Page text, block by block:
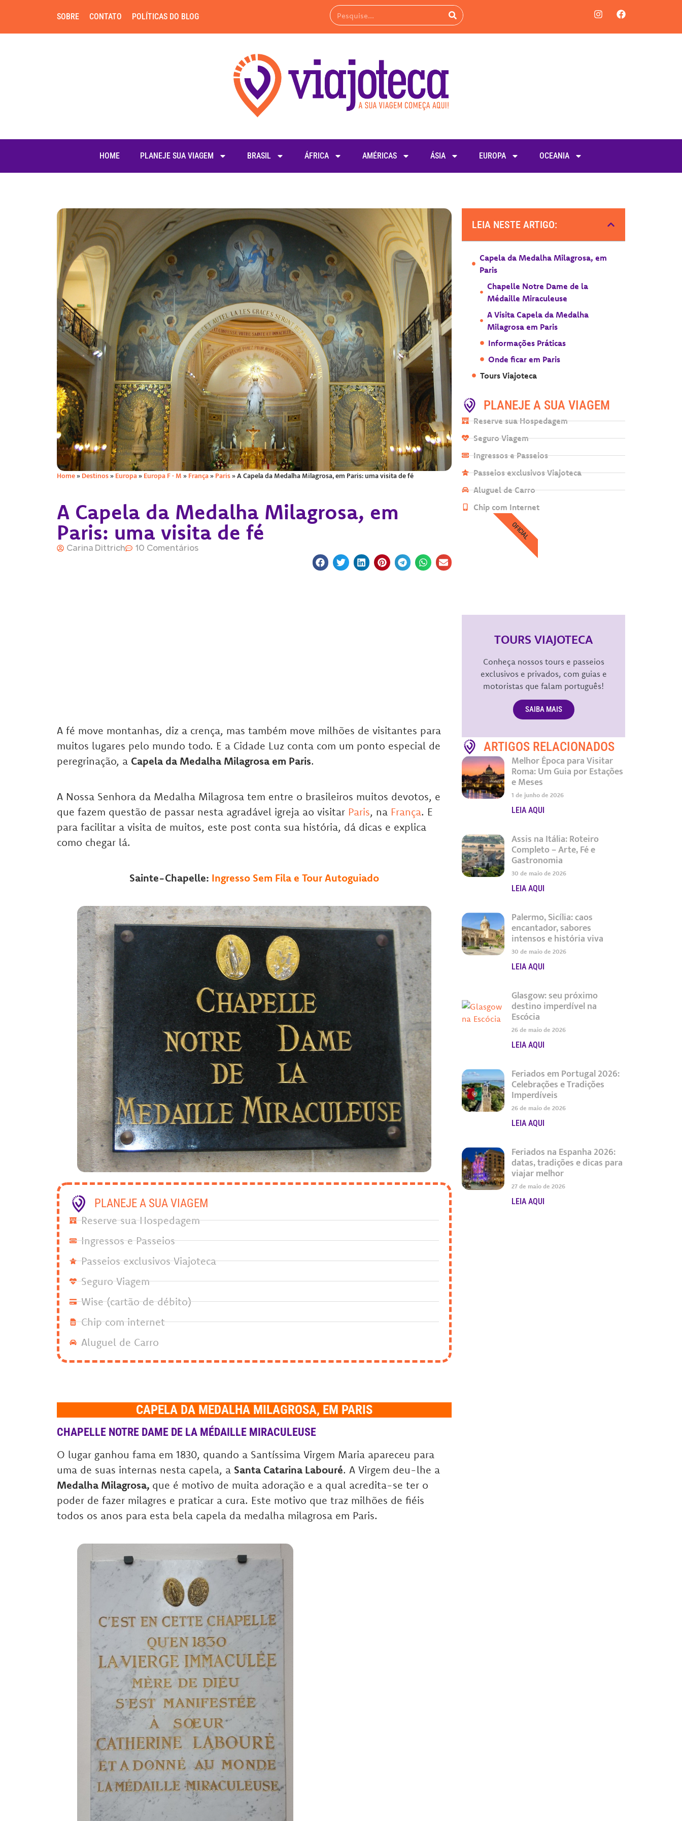
SOBRE CONTATO POLÍTICAS DO BLOG
HOME PLANEJE SUA VIAGEM BRASIL ÁFRICA AMÉRICAS ÁSIA EUROPA OCEANIA
Home»Destinos»Europa»Europa F - M»França»Paris»A Capela da Medalha Milagrosa, em Paris: uma visita de fé
A Capela da Medalha Milagrosa, em
Paris: uma visita de fé
Carina Dittrich 10 Comentários
A fé move montanhas, diz a crença, mas também move milhões de visitantes para
muitos lugares pelo mundo todo. E a Cidade Luz conta com um ponto especial de
peregrinação, a Capela da Medalha Milagrosa em Paris.
A Nossa Senhora da Medalha Milagrosa tem entre o brasileiros muitos devotos, e
que fazem questão de passar nesta agradável igreja ao visitar Paris, na França. E
para facilitar a visita de muitos, este post conta sua história, dá dicas e explica
como chegar lá.
Sainte-Chapelle: Ingresso Sem Fila e Tour Autoguiado
PLANEJE A SUA VIAGEM
Reserve sua Hospedagem
Ingressos e Passeios
Passeios exclusivos Viajoteca
Seguro Viagem
Wise (cartão de débito)
Chip com internet
Aluguel de Carro
CAPELA DA MEDALHA MILAGROSA, EM PARIS
CHAPELLE NOTRE DAME DE LA MÉDAILLE MIRACULEUSE
O lugar ganhou fama em 1830, quando a Santíssima Virgem Maria apareceu para
uma de suas internas nesta capela, a Santa Catarina Labouré. A Virgem deu-lhe a
Medalha Milagrosa, que é motivo de muita adoração e a qual acredita-se ter o
poder de fazer milagres e praticar a cura. Este motivo que traz milhões de fiéis
todos os anos para esta bela capela da medalha milagrosa em Paris.
LEIA NESTE ARTIGO:
Capela da Medalha Milagrosa, em
Paris
Chapelle Notre Dame de la
Médaille Miraculeuse
A Visita Capela da Medalha
Milagrosa em Paris
Informações Práticas
Onde ficar em Paris
Tours Viajoteca
PLANEJE A SUA VIAGEM
Reserve sua Hospedagem
Seguro Viagem
Ingressos e Passeios
Passeios exclusivos Viajoteca
Aluguel de Carro
Chip com Internet
TOURS VIAJOTECA
Conheça nossos tours e passeios
exclusivos e privados, com guias e
motoristas que falam português!
SAIBA MAIS
OFICIAL
ARTIGOS RELACIONADOS
Melhor Época para Visitar
Roma: Um Guia por Estações
e Meses
1 de junho de 2026
LEIA AQUI
Assis na Itália: Roteiro
Completo – Arte, Fé e
Gastronomia
30 de maio de 2026
LEIA AQUI
Palermo, Sicília: caos
encantador, sabores
intensos e história viva
30 de maio de 2026
LEIA AQUI
Glasgow: seu próximo
destino imperdível na
Escócia
26 de maio de 2026
LEIA AQUI
Feriados em Portugal 2026:
Celebrações e Tradições
Imperdíveis
26 de maio de 2026
LEIA AQUI
Feriados na Espanha 2026:
datas, tradições e dicas para
viajar melhor
27 de maio de 2026
LEIA AQUI